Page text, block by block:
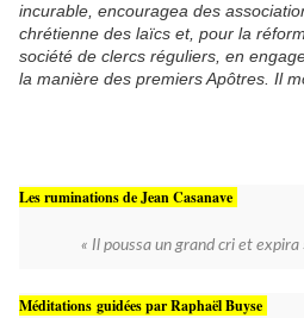
incurable, encouragea des
chrétienne des laïcs et, pour la
société de clercs réguliers, en
la manière des premiers Apôtres. Il
Les ruminations de Jean Casanave
« Il poussa un grand cri et
Méditations guidées par Raphaël Buyse